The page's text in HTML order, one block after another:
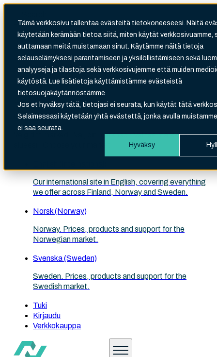
Tämä verkkosivu tallentaa evästeitä tietokoneeseesi. Näitä
käytetään kerämään tietoa siitä, miten käytät verkkosivuamme,
auttamaan meitä muistamaan sinut. Käytämme näitä tietoja
selauselämyksesi parantamiseen ja yksilöllistämiseen sekä
analyyseja ja tilastoja sekä verkkosivujemme että muiden
käytöstä. Lue lisätietoja käyttämistämme evästeistä
tietosuojakäytännöstämme
Jos et hyväksy tätä, tietojasi ei seurata, kun käytät tätä
Selaimessasi käytetään yhtä evästettä, jonka avulla
ei saa seurata.
Hyväksy
Search
There are no suggestions because the search
Suomi (Finland)
Choose your site
Velg ditt marked · Välj din marknad · Valitse markkina-
Our international site in English, covering everything
we offer across Finland, Norway and Sweden.
Norsk (Norway)
Norway. Prices, products and support for the
Norwegian market.
Svenska (Sweden)
Sweden. Prices, products and support for the
Swedish market.
Tuki
Kirjaudu
Verkkokauppa